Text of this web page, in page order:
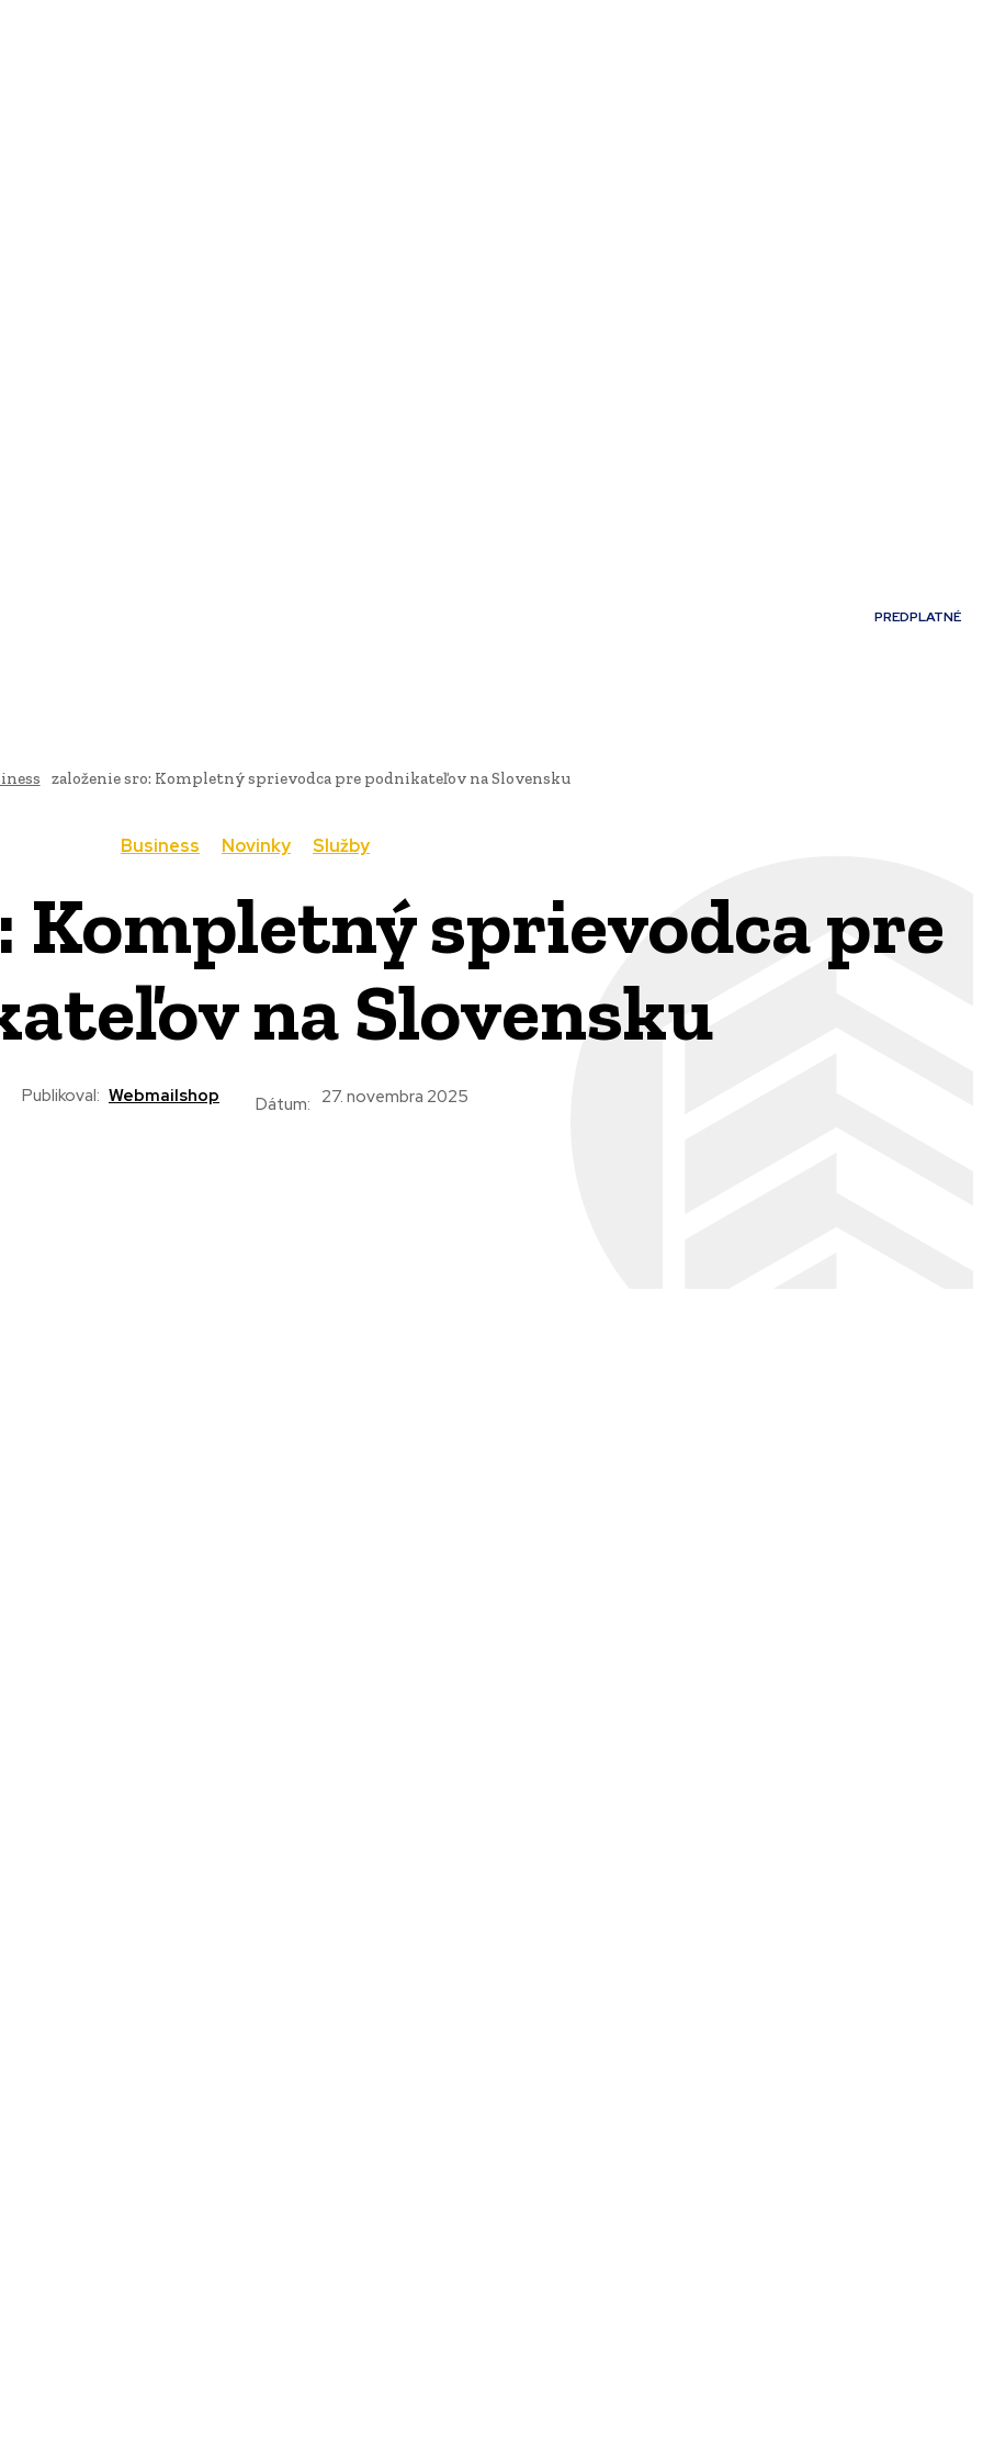
PREDPLATNÉ
založenie sro: Kompletný sprievodca pre podnikateľov na Slovensku
Business Novinky Služby
Kompletný sprievodca pre
na Slovensku
Publikoval: Webmailshop Dátum: 27. novembra 2025